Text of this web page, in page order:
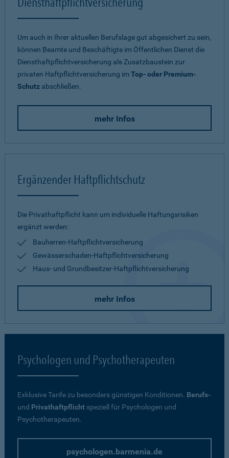
Um auch in Ihrer aktuellen Berufslage gut abgesichert zu sein,
können Beamte und Beschäftigte im Öffentlichen Dienst die
Diensthaftpflichtversicherung als Zusatzbaustein zur
privaten Haftpflichtversicherung imTop- oder Premium-
Schutz abschließen.
mehr Infos
Ergänzender Haftpflichtschutz
Die Privathaftpflicht kann um individuelle Haftungsrisiken
ergänzt werden:
Bauherren-Haftpflichtversicherung
Gewässerschaden-Haftpflichtversicherung
Haus- und Grundbesitzer-Haftpflichtversicherung
mehr Infos
Psychologen und Psychotherapeuten
Exklusive Tarife zu besonders günstigen Konditionen. Berufs-
und Privathaftpflicht speziell für Psychologen und
Psychotherapeuten.
psychologen.barmenia.de